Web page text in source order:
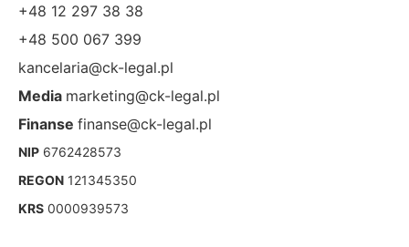
+48 12 297 38 38
+48 500 067 399
kancelaria@ck-legal.pl
Media marketing@ck-legal.pl
Finanse finanse@ck-legal.pl
NIP 6762428573
REGON 121345350
KRS 0000939573